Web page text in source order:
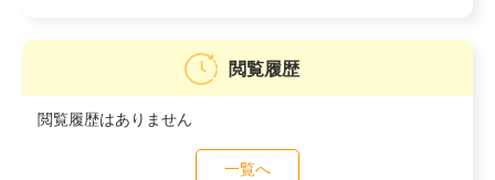
閲覧履歴
閲覧履歴はありません
一覧へ